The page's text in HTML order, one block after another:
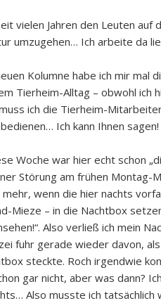
vielen Jahren den Leuten
umzugehen… Ich arbeite da
Kolumne habe ich mir mal
Tierheim-Alltag – obwohl ich
ich die Tierheim-
Ich kann Ihnen sagen!
Woche war hier echt schon
Störung am frühen Montag-
wenn die hier nachts
Mieze – in die Nachtbox
Also verließ ich mein
fuhr gerade wieder davon,
steckte. Roch irgendwie
gar nicht, aber was dann?
Also musste ich